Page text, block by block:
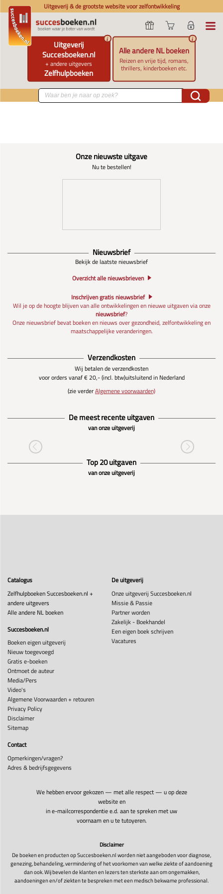
Uitgeverij & de grootste website voor zelfontwikkeling
Uitgeverij
Succesboeken.nl
+ andere uitgevers
Zelfhulpboeken
i
Alle andere NL boeken
Reizen en vrije tijd, romans,
thrillers, kinderboeken etc.
i
Onze nieuwste uitgave
Nu te bestellen!
Nieuwsbrief
Bekijk de laatste nieuwsbrief
Overzicht alle nieuwsbrieven
Inschrijven gratis nieuwsbrief
Wil je op de hoogte blijven van alle ontwikkelingen en nieuwe uitgaven via onze
nieuwsbrief?
Onze nieuwsbrief bevat boeken en nieuws over gezondheid, zelfontwikkeling en
maatschappelijke veranderingen.
Verzendkosten
Wij betalen de verzendkosten
voor orders vanaf € 20,- (incl. btw)uitsluitend in Nederland
(zie verderAlgemene voorwaarden)
De meest recente uitgaven
van onze uitgeverij
Top 20 uitgaven
van onze uitgeverij
Catalogus
Zelfhulpboeken Succesboeken.nl +
andere uitgevers
Alle andere NL boeken
Succesboeken.nl
Boeken eigen uitgeverij
Nieuw toegevoegd
Gratis e-boeken
Ontmoet de auteur
Media/Pers
Video's
Algemene Voorwaarden + retouren
Privacy Policy
Disclaimer
Sitemap
De uitgeverij
Onze uitgeverij Succesboeken.nl
Missie & Passie
Partner worden
Zakelijk - Boekhandel
Een eigen boek schrijven
Vacatures
Contact
Opmerkingen/vragen?
Adres & bedrijfsgegevens
We hebben ervoor gekozen — met alle respect — u op deze
website en
in e-mailcorrespondentie e.d. aan te spreken met uw
voornaam en u te tutoyeren.
Disclaimer
De boeken en producten op Succesboeken.nl worden niet aangeboden voor diagnose,
genezing, behandeling, vermindering of het voorkomen van welke ziekte of aandoening
dan ook. Wij bevelen de klanten en lezers ten sterkste aan om ongemakken,
aandoeningen en/of ziekten te bespreken met een medisch bekwame professional.